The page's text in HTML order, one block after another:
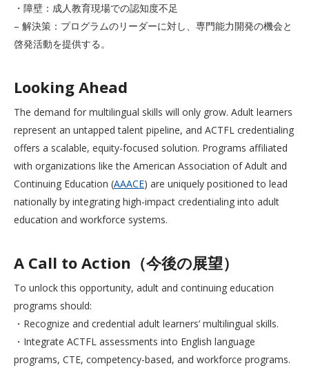
・障壁：成人教育現場での認知度不足
– 解決策：プログラムのリーダーに対し、専門能力開発の機会と
啓発活動を提供する。
Looking Ahead
The demand for multilingual skills will only grow. Adult learners
represent an untapped talent pipeline, and ACTFL credentialing
offers a scalable, equity-focused solution. Programs affiliated
with organizations like the American Association of Adult and
Continuing Education (AAACE) are uniquely positioned to lead
nationally by integrating high-impact credentialing into adult
education and workforce systems.
A Call to Action（今後の展望）
To unlock this opportunity, adult and continuing education
programs should:
・Recognize and credential adult learners’ multilingual skills.
・Integrate ACTFL assessments into English language
programs, CTE, competency-based, and workforce programs.